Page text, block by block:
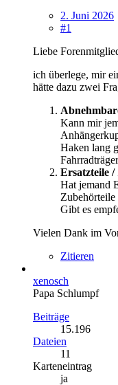
2. Juni 2026
#1
Liebe
ich überlege, mir
hätte dazu zwei
Kann mir
Haken lang
Ersatzteile
Hat jemand
Gibt es
Vielen Dank im
Zitieren
xenosch
Papa Schlumpf
Beiträge
15.196
Dateien
11
Karteneintrag
ja